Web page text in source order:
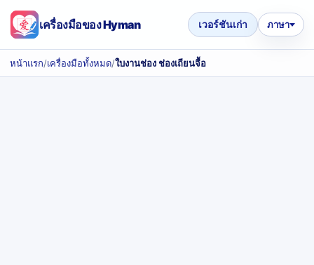
เครื่องมือของ Hyman เวอร์ชันเก่า ภาษา
หน้าแรก/เครื่องมือทั้งหมด/ใบงานช่อง ช่องเถียนจื้อ